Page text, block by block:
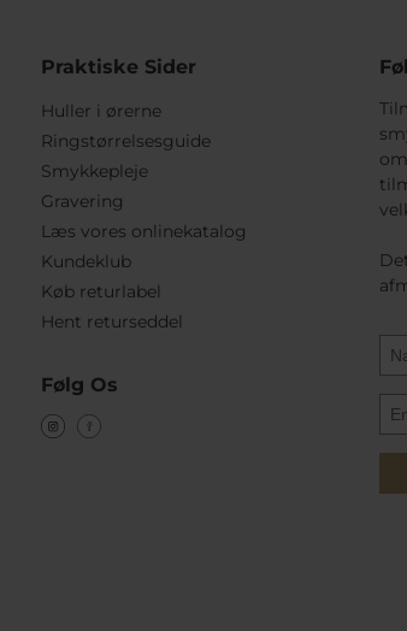
Praktiske Sider
Huller i ørerne
Ringstørrelsesguide
Smykkepleje
Gravering
Læs vores onlinekatalog
Kundeklub
Køb returlabel
Hent returseddel
Følg Os